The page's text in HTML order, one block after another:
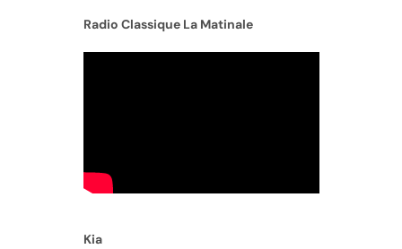
Radio Classique La Matinale
Kia